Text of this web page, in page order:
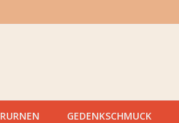
GEDENKSCHMUCK